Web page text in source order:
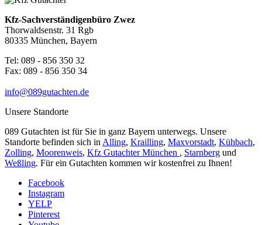
Kfz-Sachverständigenbüro Zwez
Thorwaldsenstr. 31 Rgb
80335 München, Bayern
Tel: 089 - 856 350 32
Fax: 089 - 856 350 34
info@089gutachten.de
Unsere Standorte
089 Gutachten ist für Sie in ganz Bayern unterwegs. Unsere
Standorte befinden sich in Alling, Krailling, Maxvorstadt, Kühbach,
Zolling, Moorenweis, Kfz Gutachter München , Starnberg und
Weßling. Für ein Gutachten kommen wir kostenfrei zu Ihnen!
Facebook
Instagram
YELP
Pinterest